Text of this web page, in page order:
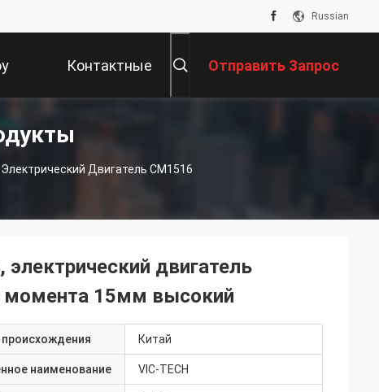
Russian
Контактные Отправить Запрос
Двигатель СМ1516
двигатель
15мм высокий
Китай
наименование VIC-TECH